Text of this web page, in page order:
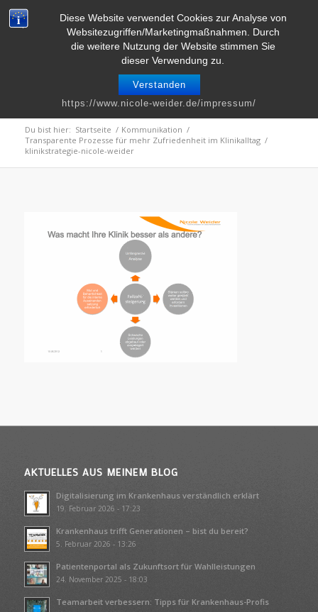
Diese Website verwendet Cookies zur Analyse von
Websitezugriffen/Marketingmaßnahmen. Durch
die weitere Nutzung der Website stimmen Sie
dieser Verwendung zu.
Verstanden
https://www.nicole-weider.de/impressum/
klinikstrategie-nicole-weider
Du bist hier: Startseite / Kommunikation /
Transparente Prozesse für mehr Zufriedenheit im Klinikalltag /
klinikstrategie-nicole-weider
AKTUELLES AUS MEINEM BLOG
Digitalisierung im Krankenhaus verständlich erklärt
19. Februar 2026 - 17:23
Krankenhaus trifft Generationen – bist du bereit?
5. Februar 2026 - 13:26
Patientenportal als Zukunftsort für Wahlleistungen
24. November 2025 - 18:03
Teamarbeit verbessern: Tipps für Krankenhaus-Profis